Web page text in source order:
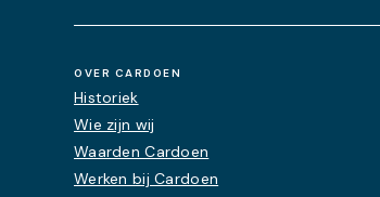
OVER CARDOEN
Historiek
Wie zijn wij
Waarden Cardoen
Werken bij Cardoen